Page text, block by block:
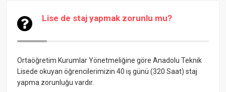
Lise de staj yapmak zorunlu mu?
Ortaöğretim Kurumlar Yönetmeliğine göre Anadolu Teknik
Lisede okuyan öğrencilerimizin 40 iş günü (320 Saat) staj
yapma zorunluğu vardır.